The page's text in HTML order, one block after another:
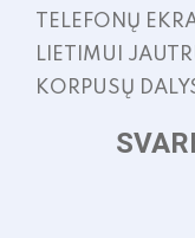
TELEFONŲ
LIETIMUI
KORPUSŲ